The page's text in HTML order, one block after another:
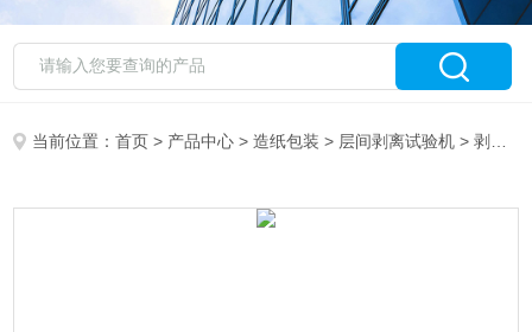
当前位置：首页 > 产品中心 >造纸包装 > 层间剥离试验机 > 剥离强度试验机ZB-CJ